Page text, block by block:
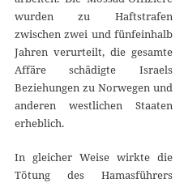
wurden zu Haftstrafen
zwischen zwei und fünfeinhalb
Jahren verurteilt, die gesamte
Affäre schädigte Israels
Beziehungen zu Norwegen und
anderen westlichen Staaten
erheblich.
In gleicher Weise wirkte die
Tötung des Hamasführers